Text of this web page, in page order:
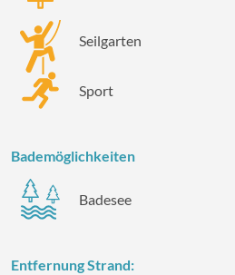
Seilgarten
Sport
Bademöglichkeiten
Badesee
Entfernung Strand: